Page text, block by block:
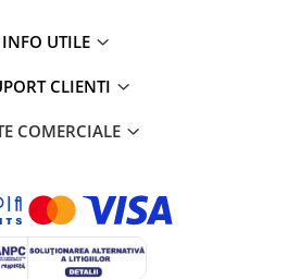
INFO UTILE
CLIENTI
COMERCIALE